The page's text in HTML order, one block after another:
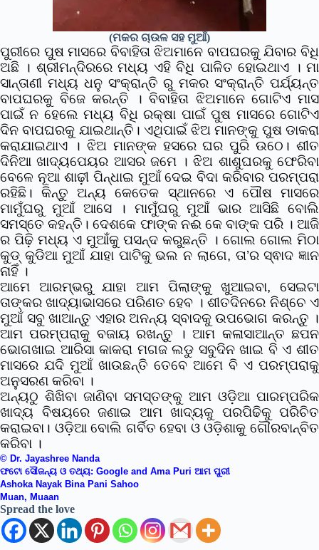
(ମକର ଚାଉଳ ସହ ମୁଆଁ)
ପୁରୀରେ ପୁଷ ମାସରେ ବିବାହିତା ଝିଅମାନେ ବାପଘରକୁ ଯିବାର ବିଧି
ଅଛି । ଶ୍ରୀମନ୍ଦିରରେ ମଧ୍ୟ ଏହି ବିଧି ପାଳିତ ହୋଇଥାଏ । ମା
ସାନ୍ତାଣୀ ମଧ୍ୟ ଧନୁ ସଂକ୍ରାନ୍ତି ରୁ ମକର ସଂକ୍ରାନ୍ତି ପର୍ଯ୍ୟନ୍ତ
ବାପଘରକୁ ବିଜେ କରନ୍ତି । ବିବାହିତା ଝିଅମାନେ ଗୋଟିଏ ମାସ
ପାଇଁ ନ‌ ହେଲେ ମଧ୍ୟ ବିଧି ରକ୍ଷା ପାଇଁ ପୁଷ ମାସରେ ଗୋଟିଏ
ଦିନ ବାପଘରକୁ ଯାଇଥାନ୍ତି। ଏଥିପାଇଁ ଝିଅ ମାନଙ୍କୁ ପୁଷ ଡାକରା
କରାଯାଇଥାଏ । ଝିଅ ମାନଙ୍କ ହସରେ ଘର ପୁରି ଉଠେ। ଶୀତ
ଦିନିଆ ଖାଦ୍ୟପେୟର ଆସର ଜମେ । ଝିଅ ଶାଶୁଘରକୁ ଫେରିବା
ବେଳେ ନୂଆ ଶାଢ଼ୀ ପିନ୍ଧାଇ ମୁଆଁ ଦେଇ ବିଦା କରିବାର ପରମ୍ପରା
ରହିଛି।କିନ୍ତୁ ଅନ୍ୟ କେତେକ ସ୍ଥାନରେ ଏ ପୌଷ ମାସରେ
ମାମୁଁଘରୁ ମୁଆଁ ଆସେ । ମାମୁଁଘରୁ ମୁଆଁ ଭାର ଆସିଛି ବୋଲି
ସମସ୍ତେ କହନ୍ତି। ଦେଶକେ ଫାଙ୍କ ନଈ କେ ବାଙ୍କ ପରି । ଆଜି
ର ପିଢ଼ି ମଧ୍ୟ ଏ ମୁଆଁକୁ ପସନ୍ଦ କରୁଛନ୍ତି । ଗୋଲ ଗୋଲ ମିଠା
କୁଡ୍ କୁଡିଆ ମୁଆଁ ଯାହା ପାଟିକୁ ଭଲ ନ ଲାଗେ, ତା’ର ସ୍ଵାଦ ଜ୍ଞାନ
ନାହିଁ ।
ଆମେ ଆରମ୍ଭରୁ ଯାହା ଆମ ପିଲାଙ୍କୁ ଖୁଆଇବା, ସେଇଟା
ତାଙ୍କର ଖାଦ୍ୟାଭାସରେ ପରିଣତ ହେବ ।ଶୀତଦିନରେ ନିଶ୍ଚେ ଏ
ମୁଆଁ ସବୁ ଖାଆନ୍ତୁ ଏହାର ଅନନ୍ୟ ସ୍ବାଦକୁ ଉପଭୋଗ କରନ୍ତୁ ।
ଆମ ପରମ୍ପରାକୁ ବଜାୟ ରଖନ୍ତୁ । ଆମ କଳାସାଆନ୍ତ ଛପନ
ଭୋଗଖାଇ ଆରିସା କାକରା ମଗଜ ଲଡୁ ସବୁଦିନ ଖାଇ ବି ଏ ଶୀତ
ମାସରେ ଯଦି ମୁଆଁ ଖାଉଛନ୍ତି ତେବେ ଆମେ ବି ଏ ପରମ୍ପରାକୁ
ଅନୁସରଣ କରିବା ।
ଅନ୍ୟଠୁ ଶିଖିବା ଜାଣିବା ସମସ୍ତଙ୍କୁ ଆମ ଓଡ଼ିଆ ପାରମ୍ପରିକ
ଖାଦ୍ୟ ବିଷୟରେ ଜଣାଇ ଆମ ଖାଦ୍ୟକୁ ପରପିଢିକୁ ପରିଚିତ
କରାଇବା। ଓଡ଼ିଆ ବୋଲି ଗର୍ବିତ ହେବା ଓ ଓଡ଼ିଶାକୁ ଗୌରବାନ୍ବିତ
କରିବା ।
© Dr. Jayashree Nanda
ଫଟୋ ସୌଜନ୍ୟ ଓ ତଥ୍ୟ: Google and Ama Puri ଆମ ପୁରୀ
Ashoka Nayak Bina Pani Sahoo
Muan, Muaan
Spread the love